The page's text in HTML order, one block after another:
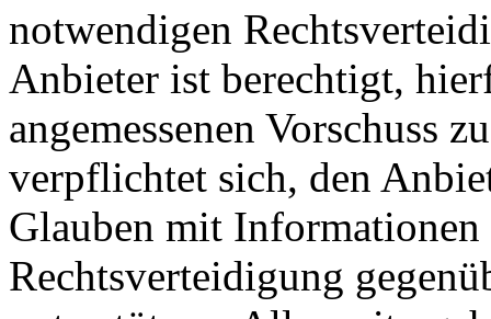
notwendigen
Anbieter ist berechtigt,
angemessenen Vorschuss
verpflichtet sich, den
Glauben mit
Rechtsverteidigung